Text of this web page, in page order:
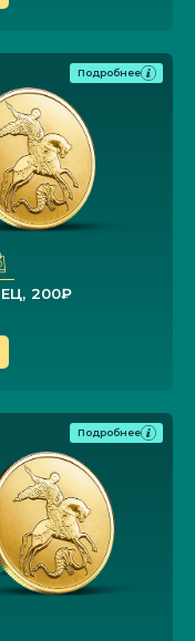
Подробнее
200₽
Подробнее